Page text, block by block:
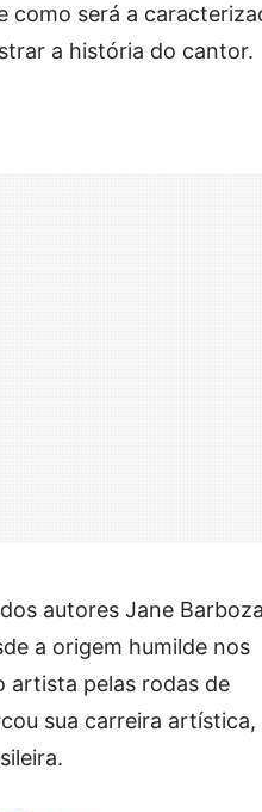
como será a
a história do cantor.
autores Jane
a origem humilde nos
artista pelas rodas de
sua carreira artística,